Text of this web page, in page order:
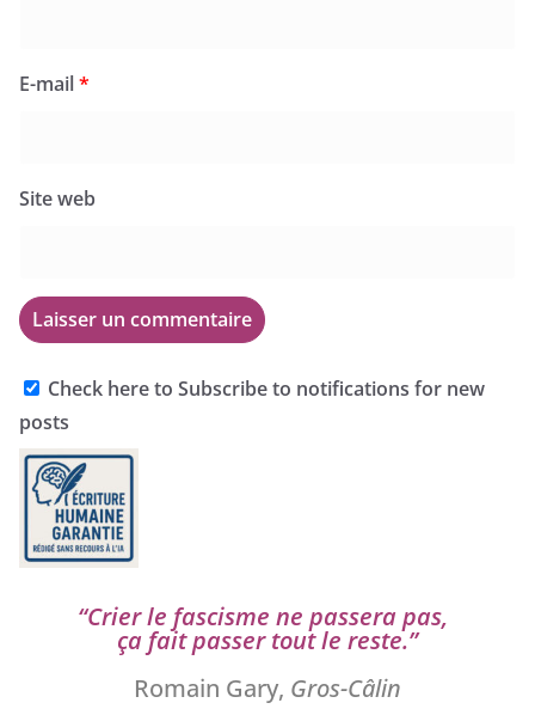
E-mail*
Site web
Check here to Subscribe to notifications for new
posts
“Crier le fas­cisme ne pas­se­ra pas,
ça fait pas­ser tout le reste.”
Romain Gary, Gros-Câlin